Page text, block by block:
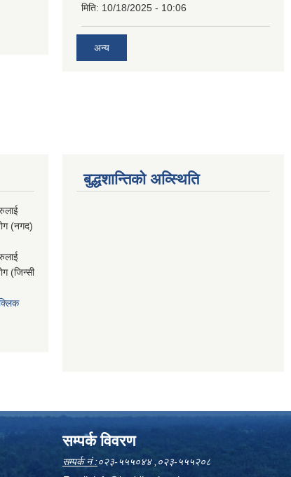
मिति: 10/18/2025 - 10:06
अन्य
(नगद)
(जिन्सी
बुद्धशान्तिको अव्स्थिति
सम्पर्क विवरण
सम्पर्क नं :०२३-५५५०४४ ,०२३-५५५२०८